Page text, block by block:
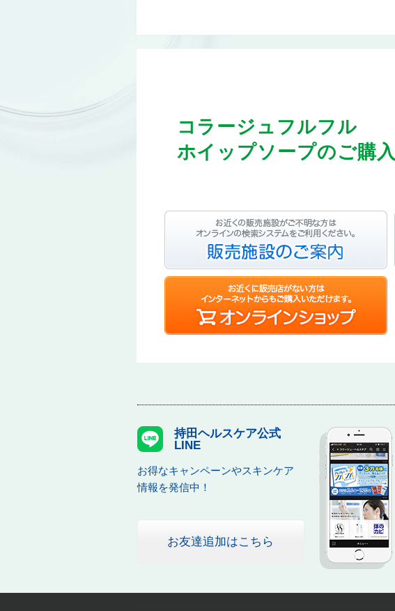
コラージュフルフル
ホイップソープのご購入
持田ヘルスケア公式
LINE
お得なキャンペーンやスキンケア
情報を発信中！
お友達追加はこちら